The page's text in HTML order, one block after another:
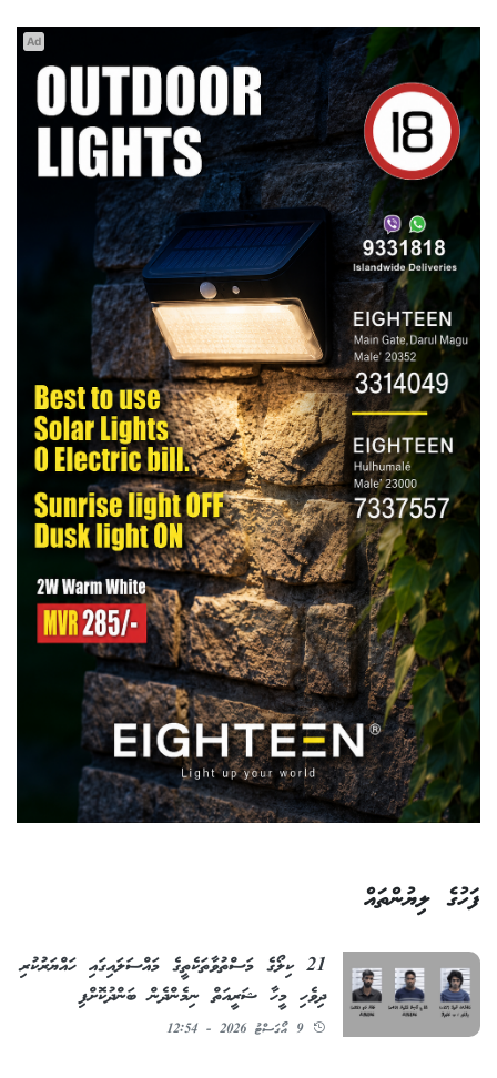
Ad
ފަހުގެ ލިޔުންތައް
21 ކިލޯގެ މަސްތުވާތަކެތީގެ މައްސަލައިގައި ހައްޔަރުކުރި
ދިވެހި މީހާ ޝަރީއަތް ނިމެންދެން ބަންދުކޮށްފި
9 އޯގަސްޓު 2026 - 12:54